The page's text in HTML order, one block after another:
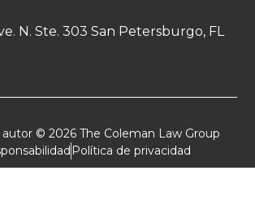
N. Ste. 303 San Petersburgo, FL
© 2026 The Coleman Law Group
Política de privacidad